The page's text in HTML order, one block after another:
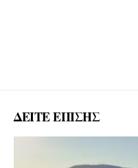
ΔΕΙΤΕ ΕΠΙΣΗΣ